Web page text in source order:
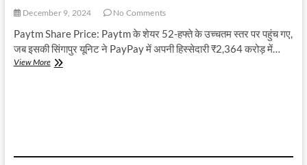
December 9, 2024 No Comments
Paytm Share Price: Paytm के शेयर 52-हफ्ते के उच्चतम स्तर पर पहुंच गए,
जब इसकी सिंगापुर यूनिट ने PayPay में अपनी हिस्सेदारी ₹2,364 करोड़ में…
View MorePaytm
हफ्तों